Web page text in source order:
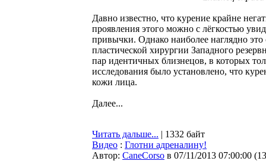
Давно известно, что курение крайне
проявления этого можно с лёгкостью
привычки. Однако наиболее наглядно
пластической хирургии Западного
пар идентичных близнецов, в которых
исследования было установлено, что
кожи лица.
Далее...
Читать дальше... | 1332 байт
Видео : Глотни адреналину!
Автор: CaneCorso в 07/11/2013 07:00:00 (